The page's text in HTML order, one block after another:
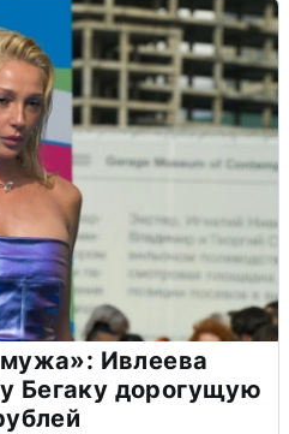
Ивлеева
Бегаку дорогущую